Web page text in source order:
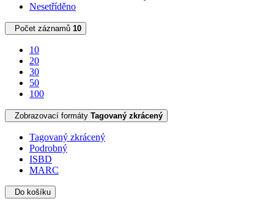
Nesetříděno
Počet záznamů 10
10
20
30
50
100
Zobrazovací formáty Tagovaný zkrácený
Tagovaný zkrácený
Podrobný
ISBD
MARC
Do košíku